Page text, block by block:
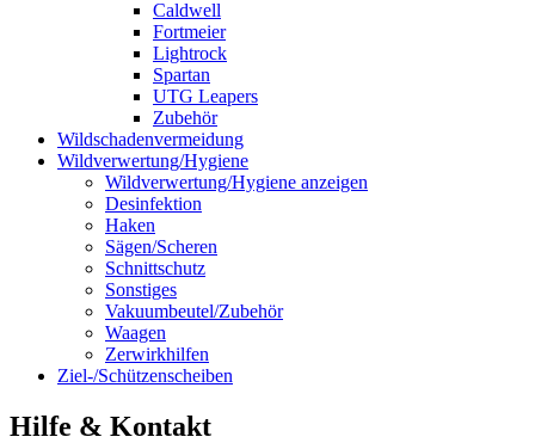
Caldwell
Fortmeier
Lightrock
Spartan
UTG Leapers
Zubehör
Wildschadenvermeidung
Wildverwertung/Hygiene
Wildverwertung/Hygiene anzeigen
Desinfektion
Haken
Sägen/Scheren
Schnittschutz
Sonstiges
Vakuumbeutel/Zubehör
Waagen
Zerwirkhilfen
Ziel-/Schützenscheiben
Hilfe & Kontakt